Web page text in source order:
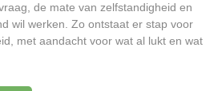
de mate van zelfstandigheid en
wil werken. Zo ontstaat er stap voor
met aandacht voor wat al lukt en wat